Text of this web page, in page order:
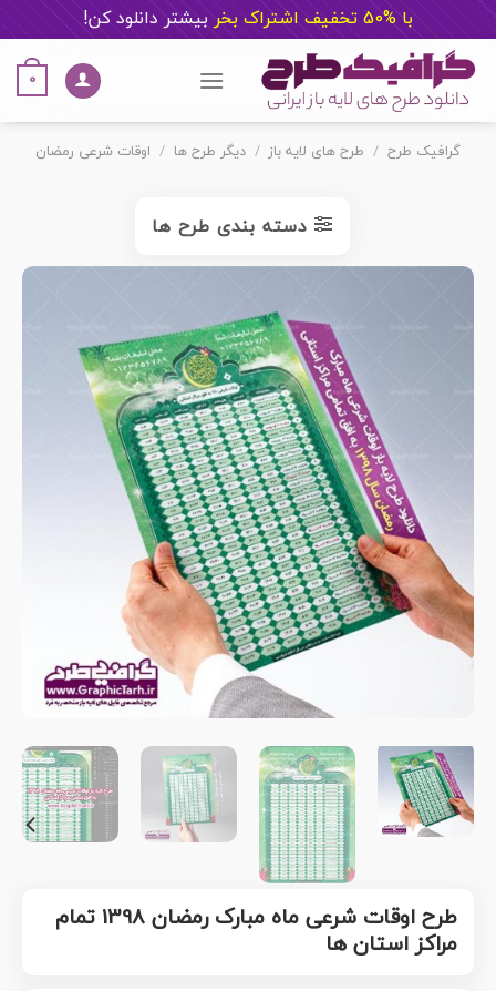
با %50 تخفیف اشتراک بخر بیشتر دانلود کن!
content
0
گرافیک طرح / طرح های لایه باز / دیگر طرح ها / اوقات شرعی رمضان
دسته بندی طرح ها
طرح اوقات شرعی ماه مبارک رمضان 1398 تمام
مراکز استان ها